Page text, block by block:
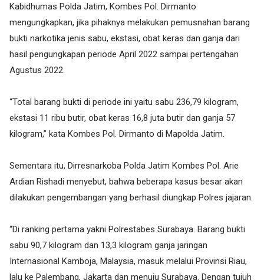
Kabidhumas Polda Jatim, Kombes Pol. Dirmanto
mengungkapkan, jika pihaknya melakukan pemusnahan barang
bukti narkotika jenis sabu, ekstasi, obat keras dan ganja dari
hasil pengungkapan periode April 2022 sampai pertengahan
Agustus 2022.
“Total barang bukti di periode ini yaitu sabu 236,79 kilogram,
ekstasi 11 ribu butir, obat keras 16,8 juta butir dan ganja 57
kilogram,” kata Kombes Pol. Dirmanto di Mapolda Jatim.
Sementara itu, Dirresnarkoba Polda Jatim Kombes Pol. Arie
Ardian Rishadi menyebut, bahwa beberapa kasus besar akan
dilakukan pengembangan yang berhasil diungkap Polres jajaran.
“Di ranking pertama yakni Polrestabes Surabaya. Barang bukti
sabu 90,7 kilogram dan 13,3 kilogram ganja jaringan
Internasional Kamboja, Malaysia, masuk melalui Provinsi Riau,
lalu ke Palembang, Jakarta dan menuju Surabaya. Dengan tujuh